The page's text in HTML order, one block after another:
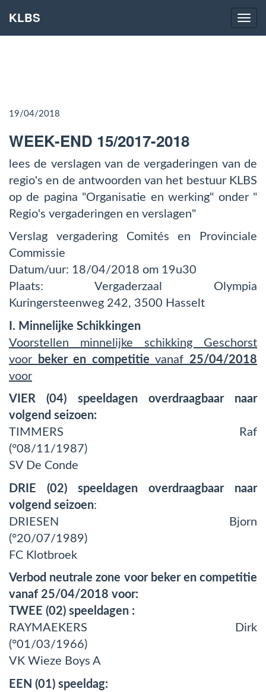
KLBS
19/04/2018
WEEK-END 15/2017-2018
lees de verslagen van de vergaderingen van de
regio's en de antwoorden van het bestuur KLBS
op de pagina "Organisatie en werking" onder "
Regio's vergaderingen en verslagen"
Verslag vergadering Comités en Provinciale
Commissie
Datum/uur: 18/04/2018 om 19u30
Plaats: Vergaderzaal Olympia
Kuringersteenweg 242, 3500 Hasselt
I. Minnelijke Schikkingen
Voorstellen minnelijke schikking Geschorst
voor
beker en competitie vanaf 25/04/2018
voor
VIER (04) speeldagen overdraagbaar naar
volgend seizoen:
TIMMERS Raf
(°08/11/1987)
SV De Conde
DRIE (02) speeldagen overdraagbaar naar
volgend seizoen:
DRIESEN Bjorn
(°20/07/1989)
FC Klotbroek
Verbod neutrale zone voor beker en competitie
vanaf 25/04/2018 voor:
TWEE (02) speeldagen :
RAYMAEKERS Dirk
(°01/03/1966)
VK Wieze Boys A
EEN (01) speeldag: